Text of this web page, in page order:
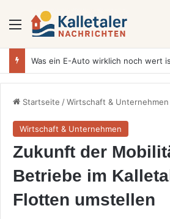
Menü
Startseite /Wirtschaft & Unternehmen
Wirtschaft & Unternehmen
Zukunft der
Betriebe im
Flotten umstellen